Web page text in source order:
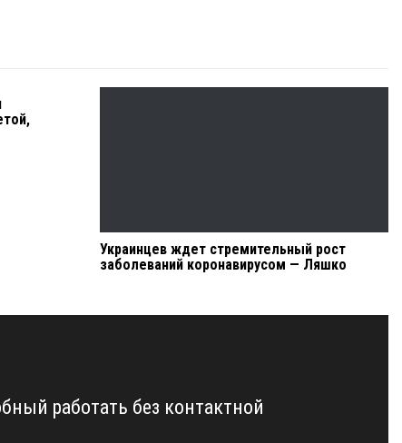
Украинцев ждет стремительный рост
заболеваний коронавирусом — Ляшко
работать без контактной